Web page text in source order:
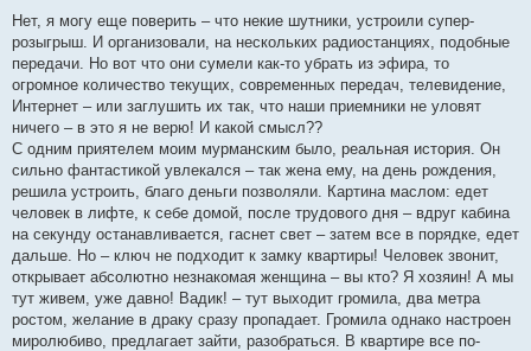
Нет, я могу еще поверить – что некие шутники, устроили супер-
розыгрыш. И организовали, на нескольких радиостанциях, подобные
передачи. Но вот что они сумели как-то убрать из эфира, то
огромное количество текущих, современных передач, телевидение,
Интернет – или заглушить их так, что наши приемники не уловят
ничего – в это я не верю! И какой смысл??
С одним приятелем моим мурманским было, реальная история. Он
сильно фантастикой увлекался – так жена ему, на день рождения,
решила устроить, благо деньги позволяли. Картина маслом: едет
человек в лифте, к себе домой, после трудового дня – вдруг кабина
на секунду останавливается, гаснет свет – затем все в порядке, едет
дальше. Но – ключ не подходит к замку квартиры! Человек звонит,
открывает абсолютно незнакомая женщина – вы кто? Я хозяин! А мы
тут живем, уже давно! Вадик! – тут выходит громила, два метра
ростом, желание в драку сразу пропадает. Громила однако настроен
миролюбиво, предлагает зайти, разобраться. В квартире все по-